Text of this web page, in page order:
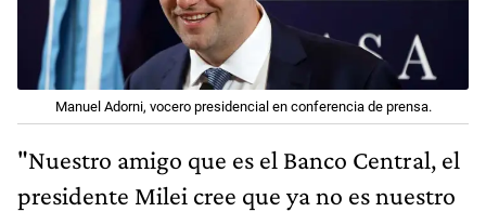
Manuel Adorni, vocero presidencial en conferencia de prensa.
"Nuestro amigo que es el Banco Central, el
presidente Milei cree que ya no es nuestro